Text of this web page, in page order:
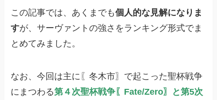
この記事では、あくまでも個人的な見解になりま
すが、サーヴァントの強さをランキング形式でま
とめてみました。
なお、今回は主に〖冬木市〗で起こった聖杯戦争
にまつわる第４次聖杯戦争〖Fate/Zero〗と第5次